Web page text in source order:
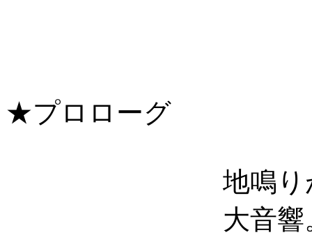
★プロローグ
地鳴
大音響